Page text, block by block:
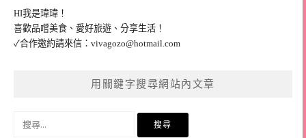
HI我是瑋瑋！
喜歡品嚐美食、愛好旅遊、分享生活！
✓合作邀約請來信： vivagozo@hotmail.com
用關鍵字搜尋網站內文章